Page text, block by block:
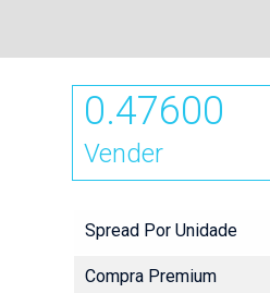
0.47600
Vender
Spread Por Unidade
Compra Premium